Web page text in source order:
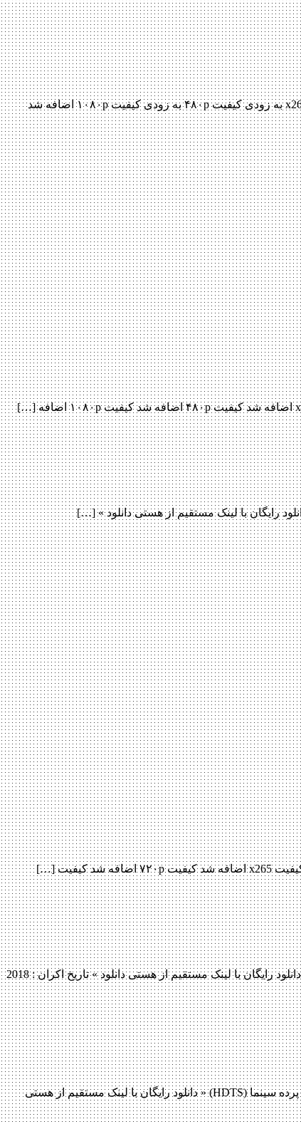
دانلود فیلم Fullmetal Alchemist 2017 Fullmetal Alchemist 2017 با کیفیت BluRay 720p پیش نمایش فیلم اضافه شد نسخه کم حجم و با کیفیت x265 به زودی کیفیت ۴۸۰p به زودی کیفیت ۱۰۸۰p اضافه شد
دانلود فیلم Psychokinesis 2018 دانلود فیلم Psychokinesis 2018 لینک مستقیم دانلود فیلم Psychokinesis 2018 با کیفیت عالی (720p WEB-DL) « دانلود رایگان با لینک مستقیم از هستی دانلود » تاریخ اکران : 2018
دانلود فیلم Avengers: Infinity War 2018 دانلود فیلم Avengers: Infinity War 2018 لینک مستقیم دانلود فیلم Avengers: Infinity War 2018 با کیفیت پرده سینما (HDTS) « دانلود رایگان با لینک مستقیم از هستی